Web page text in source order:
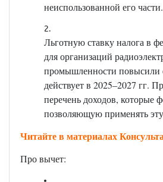
неиспользованной его части.
Льготную ставку налога в
для организаций
промышленности повысили
действует в 2025–2027 гг.
перечень доходов, которые
позволяющую применять
Читайте в материалах
Про вычет: